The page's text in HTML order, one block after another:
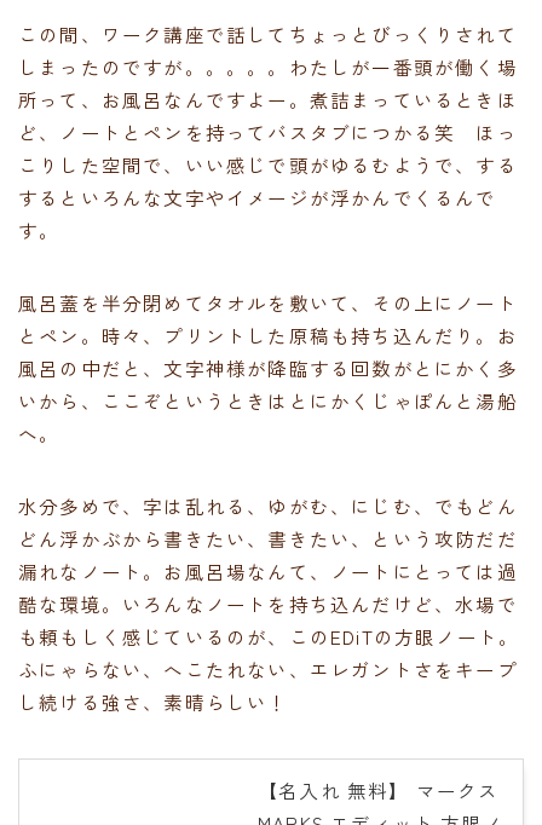
この間、ワーク講座で話してちょっとびっくりされて
しまったのですが。。。。。わたしが一番頭が働く場
所って、お風呂なんですよー。煮詰まっているときほ
ど、ノートとペンを持ってバスタブにつかる笑 ほっ
こりした空間で、いい感じで頭がゆるむようで、する
するといろんな文字やイメージが浮かんでくるんで
す。
風呂蓋を半分閉めてタオルを敷いて、その上にノート
とペン。時々、プリントした原稿も持ち込んだり。お
風呂の中だと、文字神様が降臨する回数がとにかく多
いから、ここぞというときはとにかくじゃぽんと湯船
へ。
水分多めで、字は乱れる、ゆがむ、にじむ、でもどん
どん浮かぶから書きたい、書きたい、という攻防だだ
漏れなノート。お風呂場なんて、ノートにとっては過
酷な環境。いろんなノートを持ち込んだけど、水場で
も頼もしく感じているのが、このEDiTの方眼ノート。
ふにゃらない、へこたれない、エレガントさをキープ
し続ける強さ、素晴らしい！
【名入れ 無料】 マークス